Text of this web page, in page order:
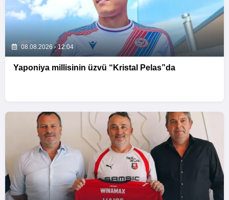
08.08.2026 - 12:04
Yaponiya millisinin üzvü “Kristal Pelas”da